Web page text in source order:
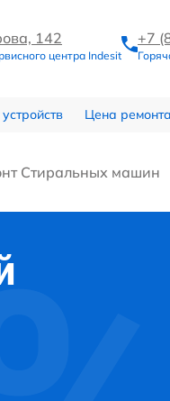
142
центра Indesit
+7
Цена ремонта
Стиральных машин